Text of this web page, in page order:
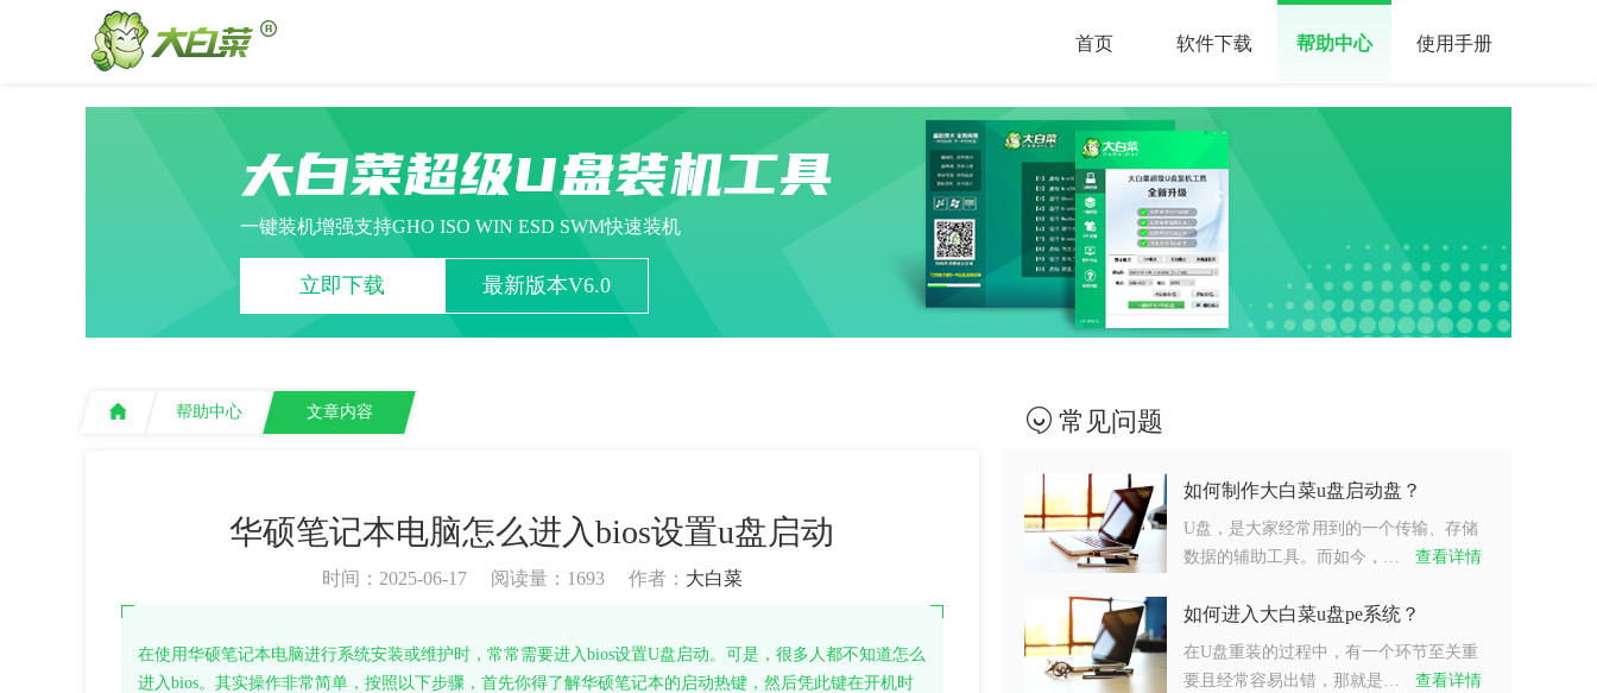
首页 软件下载 帮助中心 使用手册
大白菜超级U盘装机工具
一键装机增强支持GHO ISO WIN ESD SWM快速装机
立即下载 最新版本V6.0
帮助中心 文章内容
华硕笔记本电脑怎么进入bios设置u盘启动
时间：2025-06-17 阅读量： 1693 作者： 大白菜
在使用华硕笔记本电脑进行系统安装或维护时，常常需要进入bios设置U盘启动。可是，很多人都不知道怎么
进入bios。其实操作非常简单，按照以下步骤，首先你得了解华硕笔记本的启动热键，然后凭此键在开机时
常见问题
如何制作大白菜u盘启动盘？
U盘，是大家经常用到的一个传输、存储
数据的辅助工具。而如今，…
查看详情
如何进入大白菜u盘pe系统？
在U盘重装的过程中，有一个环节至关重
要且经常容易出错，那就是…
查看详情